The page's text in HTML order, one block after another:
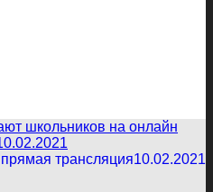
школьников на онлайн
трансляция10.02.2021